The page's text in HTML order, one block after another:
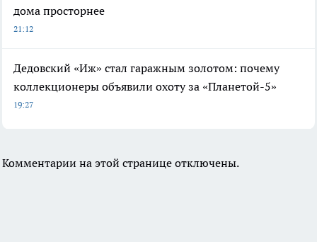
дома просторнее
21:12
Дедовский «Иж» стал гаражным золотом: почему
коллекционеры объявили охоту за «Планетой-5»
19:27
Комментарии на этой странице отключены.